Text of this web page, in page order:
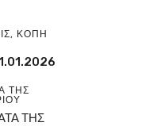
, ΚΟΠΗ
ΤΗΣ
ΤΗΣ